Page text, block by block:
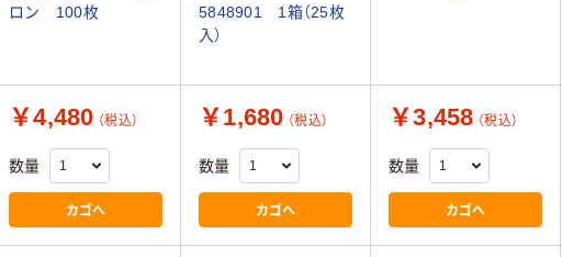
ロン 100枚
5848901 1箱（25枚
入）
￥4,480 （税込）
数量
カゴへ
￥1,680 （税込）
数量
カゴへ
￥3,458 （税込）
数量
カゴへ